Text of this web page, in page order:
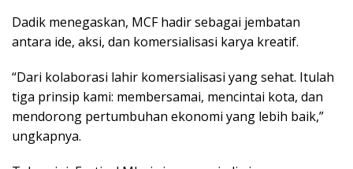
Dadik menegaskan, MCF hadir sebagai jembatan
antara ide, aksi, dan komersialisasi karya kreatif.
“Dari kolaborasi lahir komersialisasi yang sehat. Itulah
tiga prinsip kami: membersamai, mencintai kota, dan
mendorong pertumbuhan ekonomi yang lebih baik,”
ungkapnya.